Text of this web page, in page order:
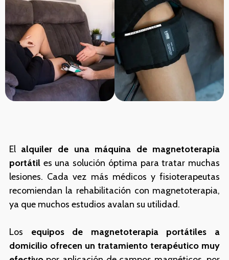
El alquiler de una máquina de magnetoterapia
portátiles una solución óptima para tratar muchas
lesiones. Cada vez más médicos y fisioterapeutas
recomiendan la rehabilitación con magnetoterapia,
ya que muchos estudios avalan su utilidad.
Los equipos de magnetoterapia portátiles a
domicilio ofrecen un tratamiento terapéutico muy